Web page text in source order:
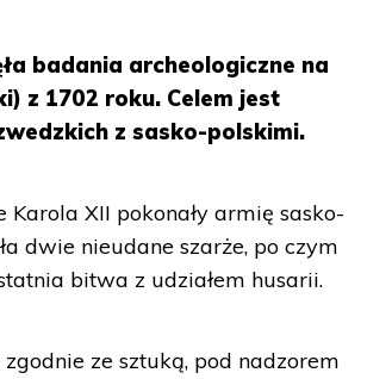
badania archeologiczne na
z 1702 roku. Celem jest
z sasko-polskimi.
XII pokonały armię sasko-
dwie nieudane szarże, po czym
bitwa z udziałem husarii.
ze sztuką, pod nadzorem